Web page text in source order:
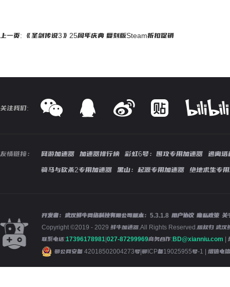
上一页: 《圣剑传说3》25周年庆典 复刻版Steam折扣促销
关注我们:
友情链接： 网游加速器 加速器排行榜 彩虹6号：围攻专用加速器
逃离塔
骑马与砍杀2专用加速器
黑山：起源专用加速器 绝地求生专
开发者：武汉鲜牛网络科技有限公司版本： 5.3.1.8 用户协议 隐私政策 关
Copyright ©2019 - 2029 鲜牛加速器.All Rights Reserved.版权归 武汉
联系电话:17396178981 027-87299969商务合作:BD@xianniu.com |
鄂公网安备 42018502004273号 鄂ICP备19025955号-1 | 增值电